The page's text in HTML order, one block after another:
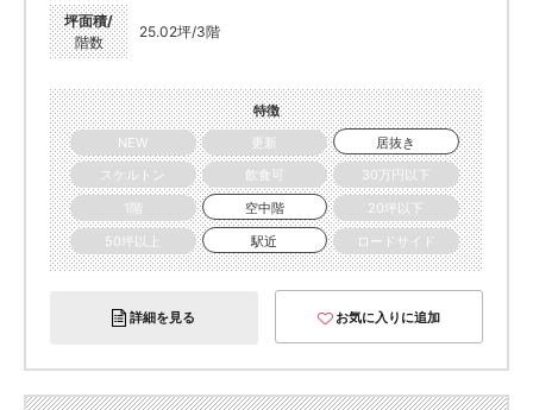
坪面積/
階数
25.02坪/3階
特徴
NEW
更新
居抜き
スケルトン
飲食可
30万円以下
1階
空中階
20坪以下
50坪以上
駅近 ロードサイド
詳細を見る お気に入りに追加